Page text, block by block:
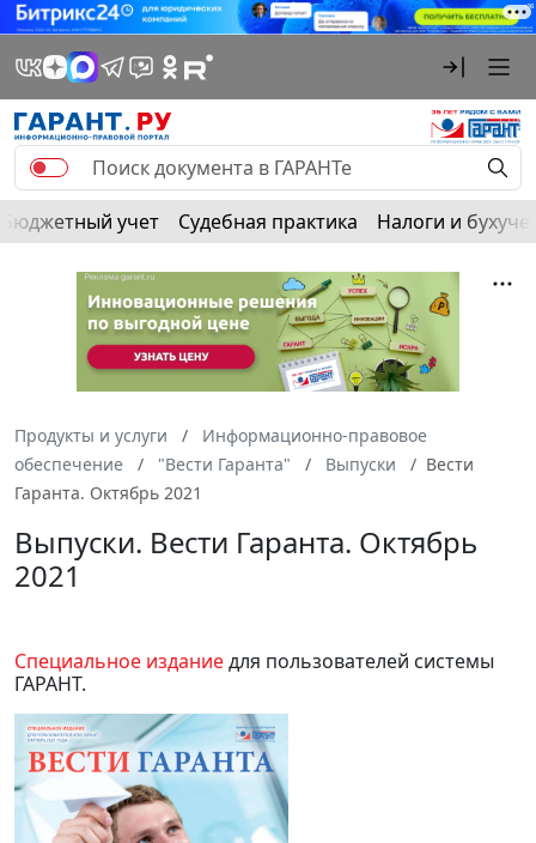
Бюджетный учет Судебная практика Налоги и
Продукты и услуги
Информационно-правовое
обеспечение
"Вести Гаранта" Выпуски
Вести
Гаранта. Октябрь 2021
Выпуски. Вести Гаранта. Октябрь
2021
Специальное изданиедля пользователей системы
ГАРАНТ.